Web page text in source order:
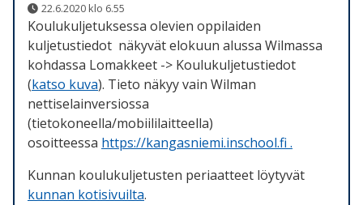
22.6.2020 klo 6.55
Koulukuljetuksessa olevien oppilaiden
kuljetustiedot näkyvät elokuun alussa Wilmassa
kohdassa Lomakkeet -> Koulukuljetustiedot
(katso kuva). Tieto näkyy vain Wilman
nettiselainversiossa
(tietokoneella/mobiililaitteella)
osoitteessa https://kangasniemi.inschool.fi .
Kunnan koulukuljetusten periaatteet löytyvät
kunnan kotisivuilta.